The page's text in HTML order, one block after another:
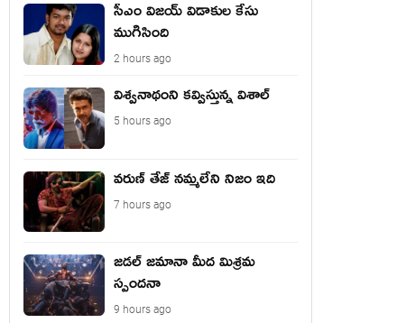
సీఎం విజయ్ విడాకుల కేసు
ముగిసింది
2 hours ago
విశ్వనాథంని కవ్విస్తున్న విశాల్
5 hours ago
వరుణ్ తేజ్ నమ్మలేని నిజం ఇది
7 hours ago
జడల్ జమానా మీద మిశ్రమ
స్పందనా
9 hours ago